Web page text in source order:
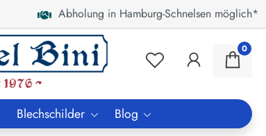
Abholung in Hamburg-Schnelsen möglich*
0
Blechschilder Blog